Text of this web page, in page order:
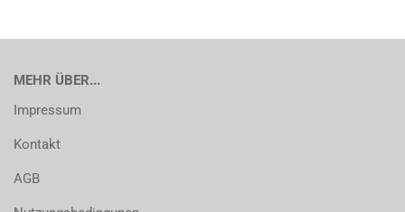
MEHR ÜBER...
Impressum
Kontakt
AGB